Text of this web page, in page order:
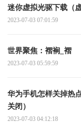
迷你虚拟光驱下载（
2023-07-03 07:01:59
世界聚焦：褶裥_褶
2023-07-03 05:59:59
华为手机怎样关掉热
关闭）
2023-07-03 04:12:18